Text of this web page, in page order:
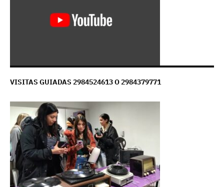
VISITAS GUIADAS 2984524613 O 2984379771